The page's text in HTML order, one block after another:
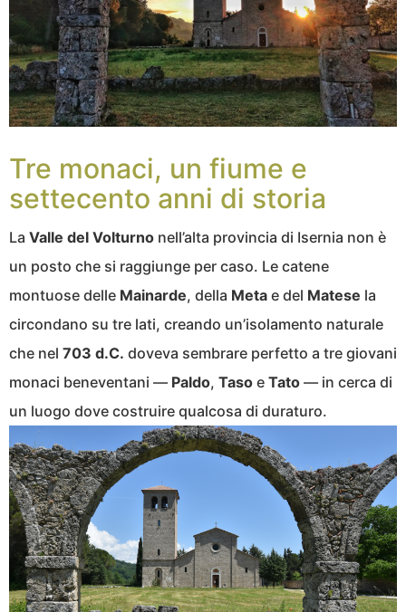
Tre monaci, un fiume e
settecento anni di storia
La Valle del Volturno nell’alta provincia di Isernia non è
un posto che si raggiunge per caso. Le catene
montuose delle Mainarde, della Meta e del Matese la
circondano su tre lati, creando un’isolamento naturale
che nel 703 d.C. doveva sembrare perfetto a tre giovani
monaci beneventani — Paldo, Taso e Tato — in cerca di
un luogo dove costruire qualcosa di duraturo.